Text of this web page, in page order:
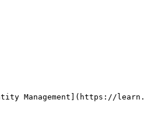
Management](https://